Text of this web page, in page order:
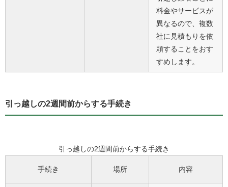
料金やサービスが
異なるので、複数
社に見積もりを依
頼することをおす
すめします。
引っ越しの2週間前からする手続き
引っ越しの2週間前からする手続き
手続き 場所 内容